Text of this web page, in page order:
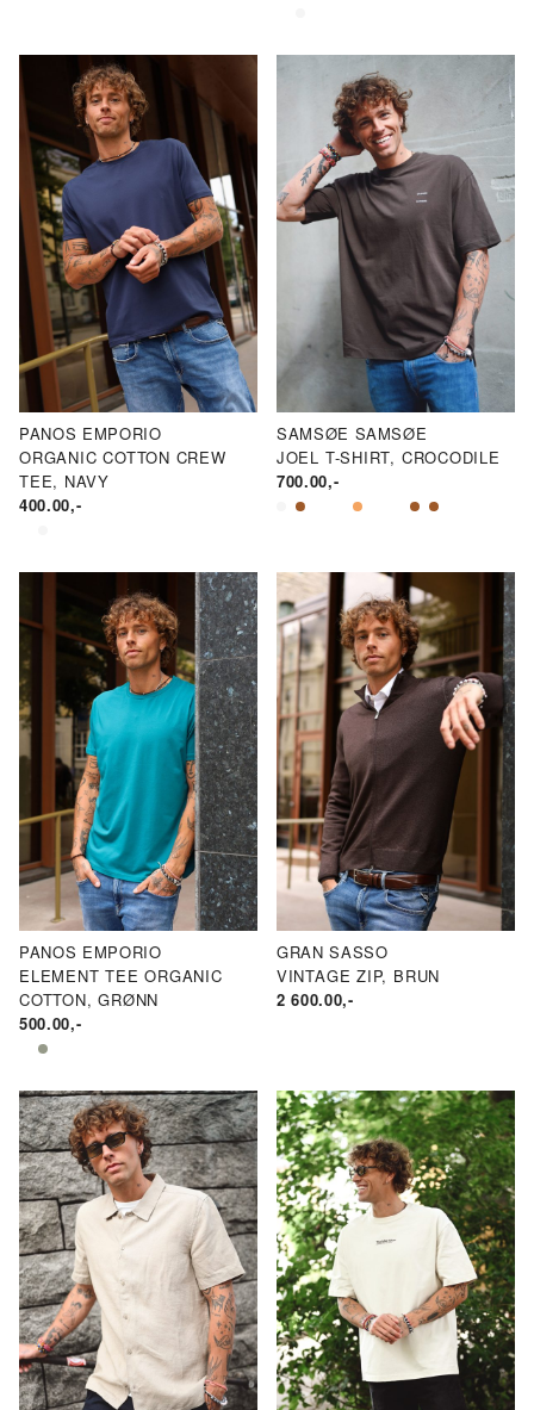
PANOS EMPORIO
ORGANIC COTTON CREW
TEE, NAVY
400.00,-
SAMSØE SAMSØE
JOEL T-SHIRT, CROCODILE
700.00,-
PANOS EMPORIO
ELEMENT TEE ORGANIC
COTTON, GRØNN
500.00,-
GRAN SASSO
VINTAGE ZIP, BRUN
2 600.00,-